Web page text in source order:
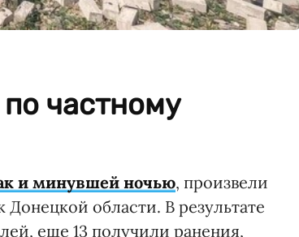
частному
и минувшей ночью, произвели
Донецкой области. В результате
еще 13 получили ранения,